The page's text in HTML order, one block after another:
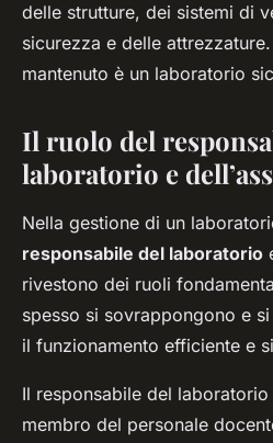
delle strutture, dei sistemi di
sicurezza e delle
mantenuto è un laboratorio
Il ruolo del
laboratorio e
Nella gestione di un
responsabile del laboratorio
rivestono dei ruoli
spesso si sovrappongono e
il funzionamento efficiente e
Il responsabile del
membro del personale